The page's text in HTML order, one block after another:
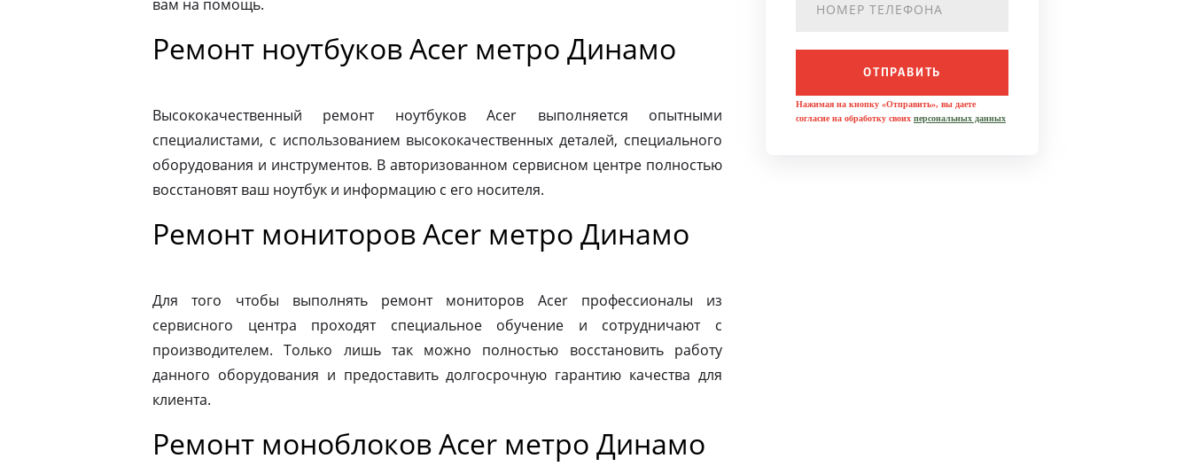
вам на помощь.
Ремонт ноутбуков Acer метро Динамо
Высококачественный ремонт ноутбуков Acer выполняется опытными
специалистами, с использованием высококачественных деталей, специального
оборудования и инструментов. В авторизованном сервисном центре полностью
восстановят ваш ноутбук и информацию с его носителя.
Ремонт мониторов Acer метро Динамо
Для того чтобы выполнять ремонт мониторов Acer профессионалы из
сервисного центра проходят специальное обучение и сотрудничают с
производителем. Только лишь так можно полностью восстановить работу
данного оборудования и предоставить долгосрочную гарантию качества для
клиента.
Ремонт моноблоков Acer метро Динамо
ОТПРАВИТЬ
Нажимая на кнопку «Отправить», вы даете
согласие на обработку своих персональных данных